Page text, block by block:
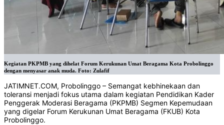
Kegiatan PKPMB yang dihelat Forum Kerukunan Umat Beragama Kota Probolinggo
dengan menyasar anak muda. Foto: Zulafif
JATIMNET.COM, Probolinggo – Semangat kebhinekaan dan
toleransi menjadi fokus utama dalam kegiatan Pendidikan Kader
Penggerak Moderasi Beragama (PKPMB) Segmen Kepemudaan
yang digelar Forum Kerukunan Umat Beragama (FKUB) Kota
Probolinggo.